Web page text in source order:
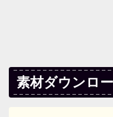
素材ダウンロ